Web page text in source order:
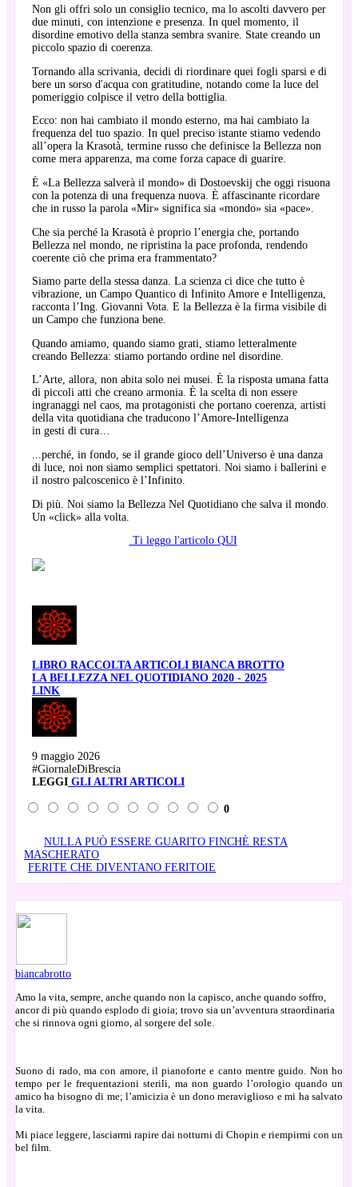
Non gli offri solo un consiglio tecnico, ma lo ascolti davvero per
due minuti, con intenzione e presenza. In quel momento, il
disordine emotivo della stanza sembra svanire. State creando un
piccolo spazio di coerenza.
Tornando alla scrivania, decidi di riordinare quei fogli sparsi e di
bere un sorso d'acqua con gratitudine, notando come la luce del
pomeriggio colpisce il vetro della bottiglia.
Ecco: non hai cambiato il mondo esterno, ma hai cambiato la
frequenza del tuo spazio. In quel preciso istante stiamo vedendo
all’opera la Krasotà, termine russo che definisce la Bellezza non
come mera apparenza, ma come forza capace di guarire.
È «La Bellezza salverà il mondo» di Dostoevskij che oggi risuona
con la potenza di una frequenza nuova. È affascinante ricordare
che in russo la parola «Mir» significa sia «mondo» sia «pace».
Che sia perché la Krasotà è proprio l’energia che, portando
Bellezza nel mondo, ne ripristina la pace profonda, rendendo
coerente ciò che prima era frammentato?
Siamo parte della stessa danza. La scienza ci dice che tutto è
vibrazione, un Campo Quantico di Infinito Amore e Intelligenza,
racconta l’Ing. Giovanni Vota. E la Bellezza è la firma visibile di
un Campo che funziona bene.
Quando amiamo, quando siamo grati, stiamo letteralmente
creando Bellezza: stiamo portando ordine nel disordine.
L’Arte, allora, non abita solo nei musei. È la risposta umana fatta
di piccoli atti che creano armonia. È la scelta di non essere
ingranaggi nel caos, ma protagonisti che portano coerenza, artisti
della vita quotidiana che traducono l’Amore-Intelligenza
in gesti di cura…
...perché, in fondo, se il grande gioco dell’Universo è una danza
di luce, noi non siamo semplici spettatori. Noi siamo i ballerini e
il nostro palcoscenico è l’Infinito.
Di più. Noi siamo la Bellezza Nel Quotidiano che salva il mondo.
Un «click» alla volta.
Ti leggo l'articolo QUI
LIBRO RACCOLTA ARTICOLI BIANCA BROTTO
LA BELLEZZA NEL QUOTIDIANO 2020 - 2025
LINK
9 maggio 2026
#GiornaleDiBrescia
LEGGI GLI ALTRI ARTICOLI
0
NULLA PUÒ ESSERE GUARITO FINCHÈ RESTA
MASCHERATO
FERITE CHE DIVENTANO FERITOIE
biancabrotto
Amo la vita, sempre, anche quando non la capisco, anche quando soffro,
ancor di più quando esplodo di gioia; trovo sia un’avventura straordinaria
che si rinnova ogni giorno, al sorgere del sole.
Suono di rado, ma con amore, il pianoforte e canto mentre guido. Non ho
tempo per le frequentazioni sterili, ma non guardo l’orologio quando un
amico ha bisogno di me; l’amicizia è un dono meraviglioso e mi ha salvato
la vita.
Mi piace leggere, lasciarmi rapire dai notturni di Chopin e riempirmi con un
bel film.